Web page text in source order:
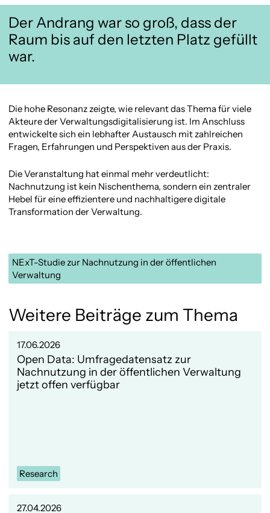
Der Andrang war so groß, dass der
Raum bis auf den letzten Platz gefüllt
war.
Die hohe Resonanz zeigte, wie relevant das Thema für viele
Akteure der Verwaltungsdigitalisierung ist. Im Anschluss
entwickelte sich ein lebhafter Austausch mit zahlreichen
Fragen, Erfahrungen und Perspektiven aus der Praxis.
Die Veranstaltung hat einmal mehr verdeutlicht:
Nachnutzung ist kein Nischenthema, sondern ein zentraler
Hebel für eine effizientere und nachhaltigere digitale
Transformation der Verwaltung.
NExT-Studie zur Nachnutzung in der öffentlichen
Verwaltung
Weitere Beiträge zum Thema
17.06.2026
Open Data: Umfragedatensatz zur
Nachnutzung in der öffentlichen Verwaltung
jetzt offen verfügbar
Research
27.04.2026